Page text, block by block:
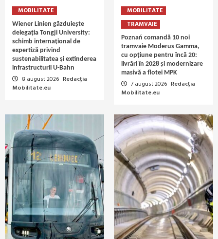
MOBILITATE
Wiener Linien găzduiește
delegația Tongji University:
schimb internațional de
expertiză privind
sustenabilitatea și extinderea
infrastructurii U-Bahn
8 august 2026 Redacția
Mobilitate.eu
MOBILITATE
TRAMVAIE
Poznań comandă 10 noi
tramvaie Moderus Gamma,
cu opțiune pentru încă 20:
livrări în 2028 și modernizare
masivă a flotei MPK
7 august 2026 Redacția
Mobilitate.eu